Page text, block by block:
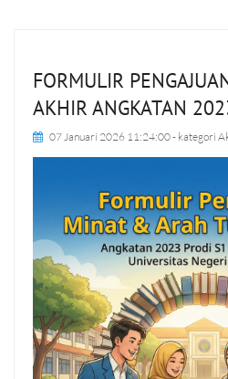
FORMULIR
AKHIR ANGKATAN
07 Januari 2026 11:24:00- kategori